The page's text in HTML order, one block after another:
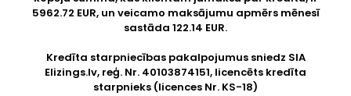
5962.72 EUR, un veicamo maksājumu apmērs mēnesī
sastāda 122.14 EUR.
Kredīta starpniecības pakalpojumus sniedz SIA
Elizings.lv, reģ. Nr. 40103874151, licencēts kredīta
starpnieks (licences Nr. KS-18)